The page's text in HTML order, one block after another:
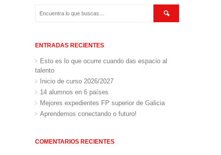
ENTRADAS RECIENTES
Esto es lo que ocurre cuando das espacio al
talento
Inicio de curso 2026/2027
14 alumnos en 6 países
Mejores expedientes FP superior de Galicia
Aprendemos conectando o futuro!
COMENTARIOS RECIENTES